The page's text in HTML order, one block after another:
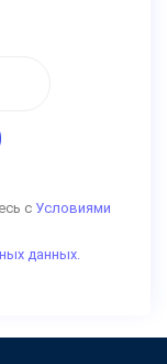
с Условиями
данных.